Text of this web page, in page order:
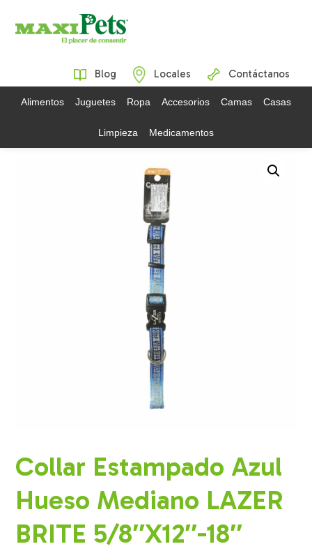
Blog Locales Contáctanos
Alimentos Juguetes Ropa Accesorios Camas Casas
Limpieza Medicamentos
Collar Estampado Azul
Hueso Mediano LAZER
BRITE 5/8″X12″-18″